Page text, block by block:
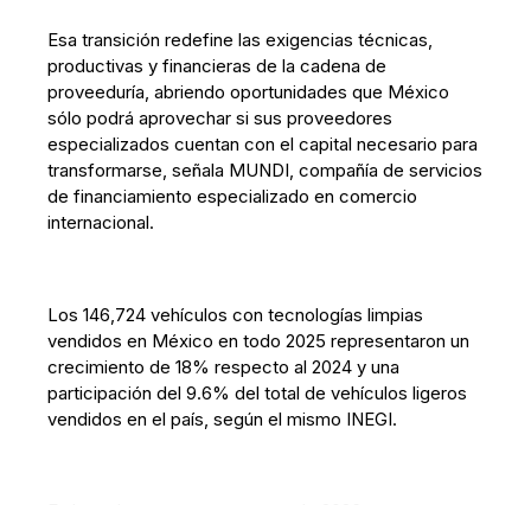
Esa transición redefine las exigencias técnicas,
productivas y financieras de la cadena de
proveeduría, abriendo oportunidades que México
sólo podrá aprovechar si sus proveedores
especializados cuentan con el capital necesario para
transformarse, señala MUNDI, compañía de servicios
de financiamiento especializado en comercio
internacional.
Los 146,724 vehículos con tecnologías limpias
vendidos en México en todo 2025 representaron un
crecimiento de 18% respecto al 2024 y una
participación del 9.6% del total de vehículos ligeros
vendidos en el país, según el mismo INEGI.